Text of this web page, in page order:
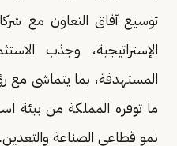
توسيع آفاق التعاون مع
الإستراتيجية، وجذب
ما توفره المملكة من بيئة
نمو قطاعي الصناعة والتعدين.